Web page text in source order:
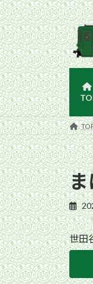
コ
ン
テ
ン
ツ
へ
ス
キ
ッ
プ
ナ
ビ
ゲ
ー
シ
ョ
ン
に
移
動
ま
世田